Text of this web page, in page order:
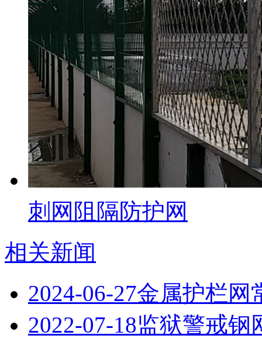
刺网阻隔防护网
相关新闻
2024-06-27金属护栏网
2022-07-18监狱警戒钢